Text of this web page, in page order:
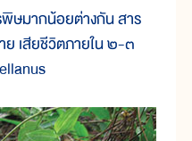
ษมากน้อยต่างกัน สาร
เสียชีวิตภายใน ๒-๓